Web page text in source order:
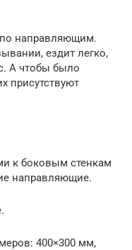
по направляющим.
ездит легко,
А чтобы было
присутствуют
к боковым стенкам
направляющие.
400×300 мм,